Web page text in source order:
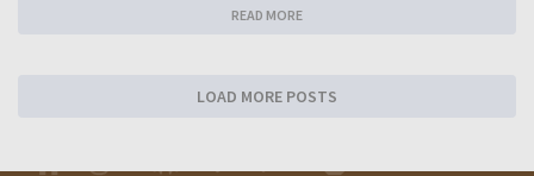
READ MORE
LOAD MORE POSTS